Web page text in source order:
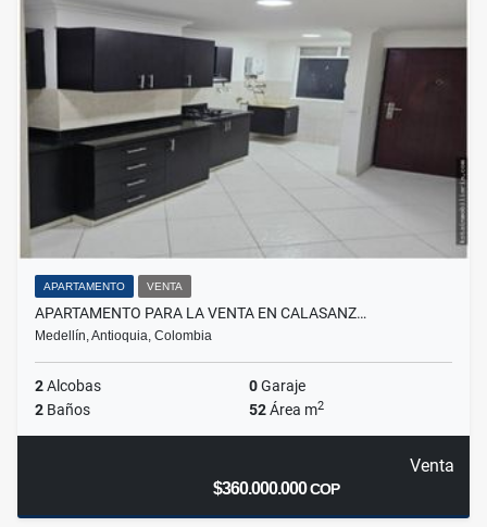
APARTAMENTO VENTA
APARTAMENTO PARA LA VENTA EN CALASANZ…
Medellín, Antioquia, Colombia
2Alcobas 0Garaje
2 Baños 52Área m2
Venta
$360.000.000COP